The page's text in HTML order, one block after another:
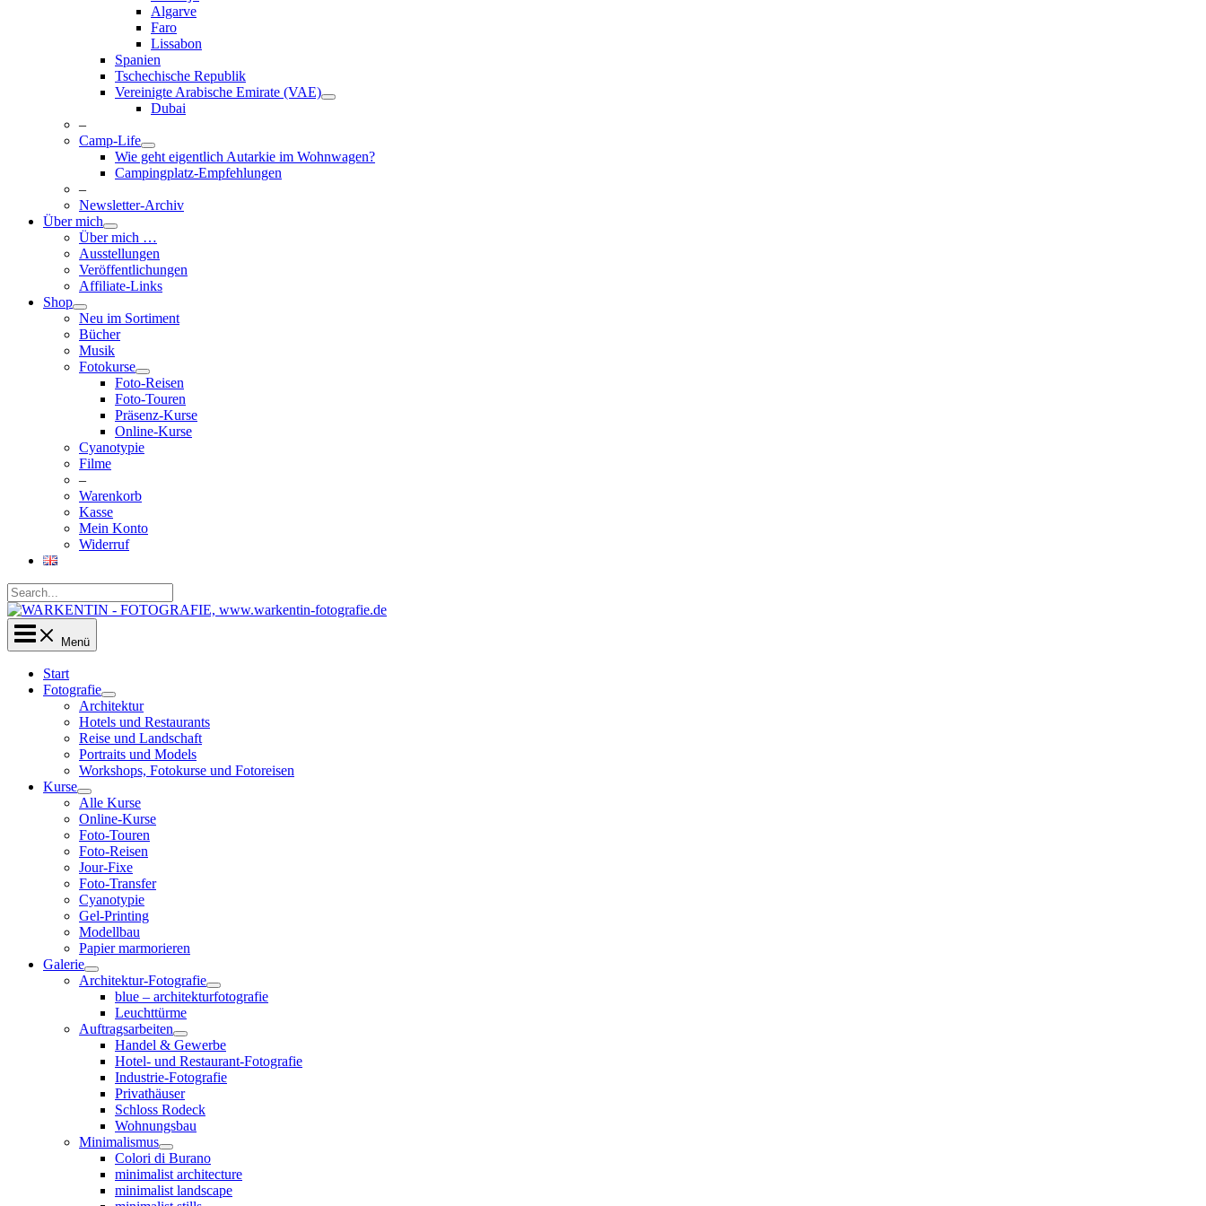
Algarve
Faro
Lissabon
Spanien
Tschechische Republik
Vereinigte Arabische Emirate (VAE)
Dubai
–
Camp-Life
Wie geht eigentlich Autarkie im Wohnwagen?
Campingplatz-Empfehlungen
–
Newsletter-Archiv
Über mich
Über mich …
Ausstellungen
Veröffentlichungen
Affiliate-Links
Shop
Neu im Sortiment
Bücher
Musik
Fotokurse
Foto-Reisen
Foto-Touren
Präsenz-Kurse
Online-Kurse
Cyanotypie
Filme
–
Warenkorb
Kasse
Mein Konto
Widerruf
Suchen
nach:
Suchen
Menü
Start
Fotografie
Architektur
Hotels und Restaurants
Reise und Landschaft
Portraits und Models
Workshops, Fotokurse und Fotoreisen
Kurse
Alle Kurse
Online-Kurse
Foto-Touren
Foto-Reisen
Jour-Fixe
Foto-Transfer
Cyanotypie
Gel-Printing
Modellbau
Papier marmorieren
Galerie
Architektur-Fotografie
blue – architekturfotografie
Leuchttürme
Auftragsarbeiten
Handel & Gewerbe
Hotel- und Restaurant-Fotografie
Industrie-Fotografie
Privathäuser
Schloss Rodeck
Wohnungsbau
Minimalismus
Colori di Burano
minimalist architecture
minimalist landscape